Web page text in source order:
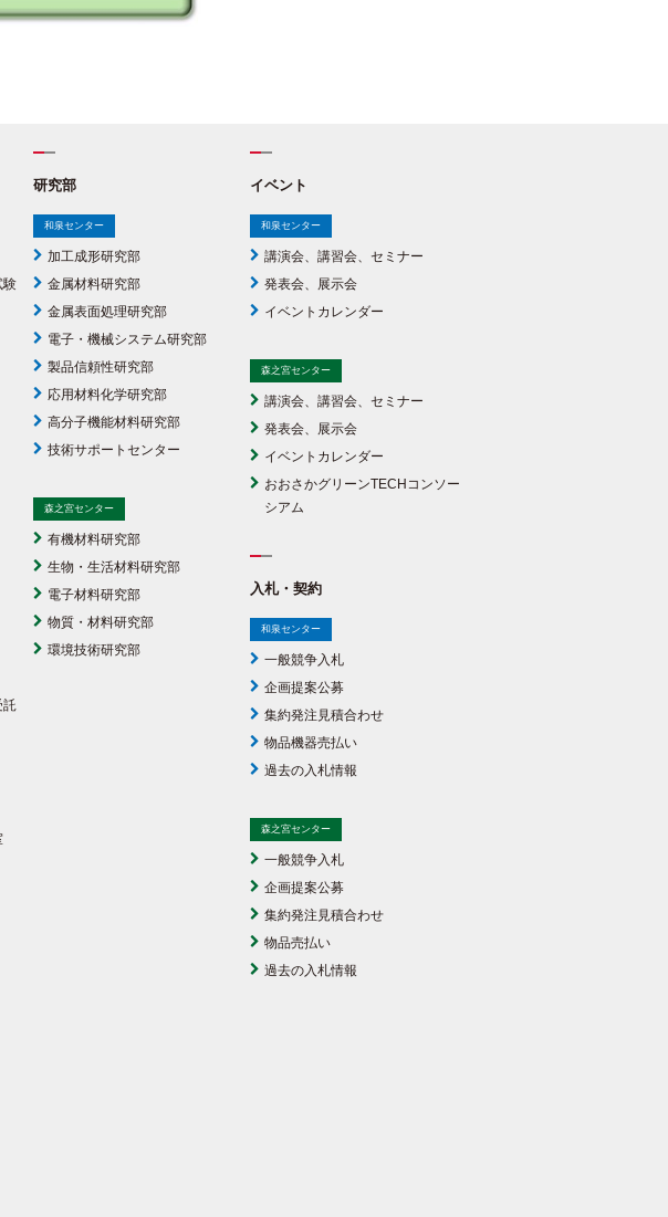
験
託
研究部
和泉センター
加工成形研究部
金属材料研究部
金属表面処理研究部
電子・機械システム研究部
製品信頼性研究部
応用材料化学研究部
高分子機能材料研究部
技術サポートセンター
森之宮センター
有機材料研究部
生物・生活材料研究部
電子材料研究部
物質・材料研究部
環境技術研究部
イベント
和泉センター
講演会、講習会、セミナー
発表会、展示会
イベントカレンダー
森之宮センター
講演会、講習会、セミナー
発表会、展示会
イベントカレンダー
おおさかグリーンTECHコンソー
シアム
入札・契約
和泉センター
一般競争入札
企画提案公募
集約発注見積合わせ
物品機器売払い
過去の入札情報
森之宮センター
一般競争入札
企画提案公募
集約発注見積合わせ
物品売払い
過去の入札情報